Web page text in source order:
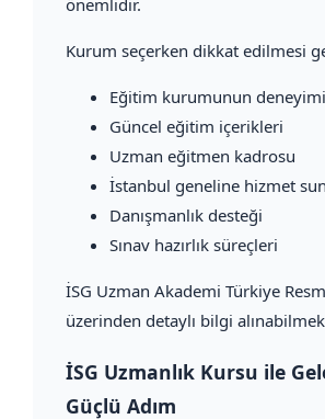
önemlidir.
Kurum seçerken dikkat edilmesi
Eğitim kurumunun deneyimi
Güncel eğitim içerikleri
Uzman eğitmen kadrosu
İstanbul geneline hizmet
Danışmanlık desteği
Sınav hazırlık süreçleri
İSG Uzman Akademi Türkiye
üzerinden detaylı bilgi
İSG Uzmanlık Kursu ile
Güçlü Adım